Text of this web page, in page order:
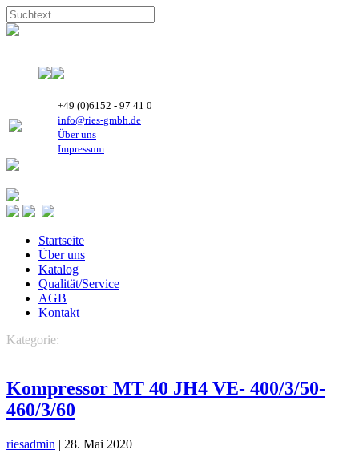
+49 (0)6152 - 97 41 0
info@ries-gmbh.de
Über uns
Impressum
Startseite
Über uns
Katalog
Qualität/Service
AGB
Kontakt
Kategorie:
Kompressor MT 40 JH4 VE- 400/3/50-
460/3/60
riesadmin | 28. Mai 2020